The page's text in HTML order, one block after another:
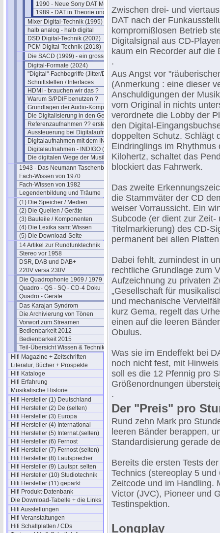
1990 - Neue Sony DAT Modelle
1989 - DAT in Theorie und Praxis
Mixer Digital-Technik (1995)
halb analog - halb digital
DSD Digital-Technik (2002)
PCM Digital-Technik (2018)
Die SACD (1999) - ein grosser Flop?
Digital-Formate (2024)
"Digital"-Fachbegriffe (Jitter/Dither)
Schnittstellen / Interfaces
HDMI - brauchen wir das ?
Warum S/PDIF benutzen ?
Grundlagen der Audio-Kompression
Die Digitalisierung in den Geräten
Referenzaufnahmen ?? erstellen
Aussteuerung bei Digitalaufnahmen
Digitalaufnahmen mit dem INDIGO
Digitalaufnahmen - INDIGO (2)
Die digitalen Wege der Musik
1943 - Das Neumann Taschenbuch
Fach-Wissen von 1970
Fach-Wissen von 1982
Legendenbildung und Träume
(1) Die Speicher / Medien
(2) Die Quellen / Geräte
(3) Bauteile / Komponenten
(4) Die Lexika samt Wissen
(5) Die Download-Seite
14 Artikel zur Rundfunktechnik
Stereo vor 1958
DSR, DAB und DAB+
220V versa 230V
Die Quadrophonie 1969 / 1979
Quadro - QS - SQ - CD-4 Doku
Quadro - Geräte
Das Karajan Syndrom
Die Archivierung von Tönen
Vorwort zum Streamen
Bedienbarkeit 2012
Bedienbarkeit 2015
Teil-Übersicht Wissen & Technik
Hifi Magazine + Zeitschriften
Literatur, Bücher + Prospekte
Hifi Kataloge
Hifi Erfahrung
Musikalische Historie
Hifi Hersteller (1) Deutschland
Hifi Hersteller (2) De (selten)
Hifi Hersteller (3) Europa
Hifi Hersteller (4) International
Hifi Hersteller (5) Internat.(selten)
Hifi Hersteller (6) Fernost
Hifi Hersteller (7) Fernost (selten)
Hifi Hersteller (8) Lautsprecher
Hifi Hersteller (9) Lautspr. selten
Hifi Hersteller (10) Studiotechnik
Hifi Hersteller (11) geparkt
Hifi Produkt-Datenbank
Die Download-Tabelle + die Links
Hifi Ausstellungen
Hifi Veranstaltungen
Hifi Schallplatten / CDs
Zwischen drei- und
DAT nach der
kompromißlosen Betrieb
Digitalsignal aus CD-
kaum ein Recorder auf die
.
Aus Angst vor
(Anmerkung : eine dieser
Anschuldigungen der
vom Original in nichts
verordnete die Lobby der
den Digital-
doppelten Schutz. Schlägt
Eindringlings im Rhythmus
Kilohertz, schaltet das
blockiert das Fahrwerk.
Das zweite
die Stammväter der CD
weiser Vorraussicht. Ein
Subcode (er dient zur Zeit-
Titelmarkierung) des CD-
permanent bei allen
Dabei fehlt, zumindest in
rechtliche Grundlage zum
Aufzeichnung zu privaten
„Gesellschaft für
und mechanische
kurz Gema, regelt das
einen auf die leeren
Obulus.
Was sie im Endeffekt bei
noch nicht fest, mit
soll es die 12 Pfennig pro
Größenordnungen
.
Der "Preis" pro
Rund zehn Mark pro
leeren Bänder berappen,
Standardisierung gerade
Bereits die ersten Tests
Technics (stereoplay 5
Zeitcode und im Handling.
Victor (JVC), Pioneer und
Testinspektion.
Longplay